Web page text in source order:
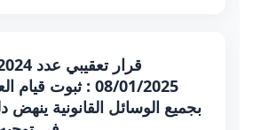
08/01/2025 : ثبوت
بجميع الوسائل القانونية ينهض